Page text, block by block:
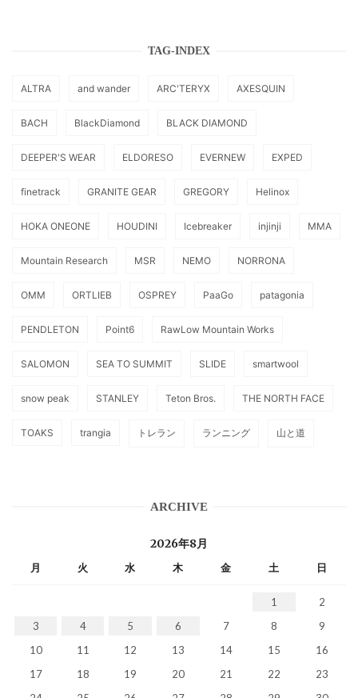
TAG-INDEX
ALTRA and wander ARC'TERYX AXESQUIN
BACH BlackDiamond BLACK DIAMOND
DEEPER'S WEAR ELDORESO EVERNEW EXPED
finetrack GRANITE GEAR GREGORY Helinox
HOKA ONEONE HOUDINI Icebreaker injinji MMA
Mountain Research MSR NEMO NORRONA
OMM ORTLIEB OSPREY PaaGo patagonia
PENDLETON Point6 RawLow Mountain Works
SALOMON SEA TO SUMMIT SLIDE smartwool
snow peak STANLEY Teton Bros. THE NORTH FACE
TOAKS trangia トレラン ランニング 山と道
ARCHIVE
2026年8月
月 火 水 木 金 土 日
1
2
3
4 5 6 7 8
9
10
11 12 13 14 15
16
17
18 19 20 21 22
23